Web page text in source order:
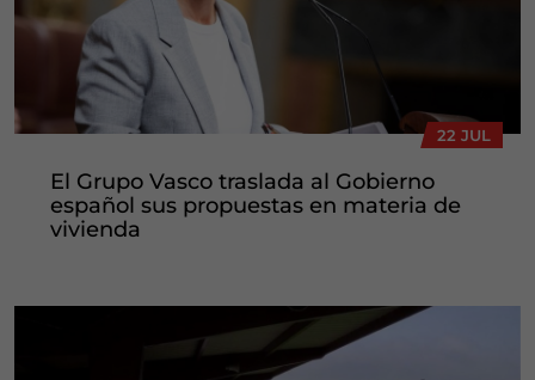
22 JUL
El Grupo Vasco traslada al Gobierno
español sus propuestas en materia de
vivienda